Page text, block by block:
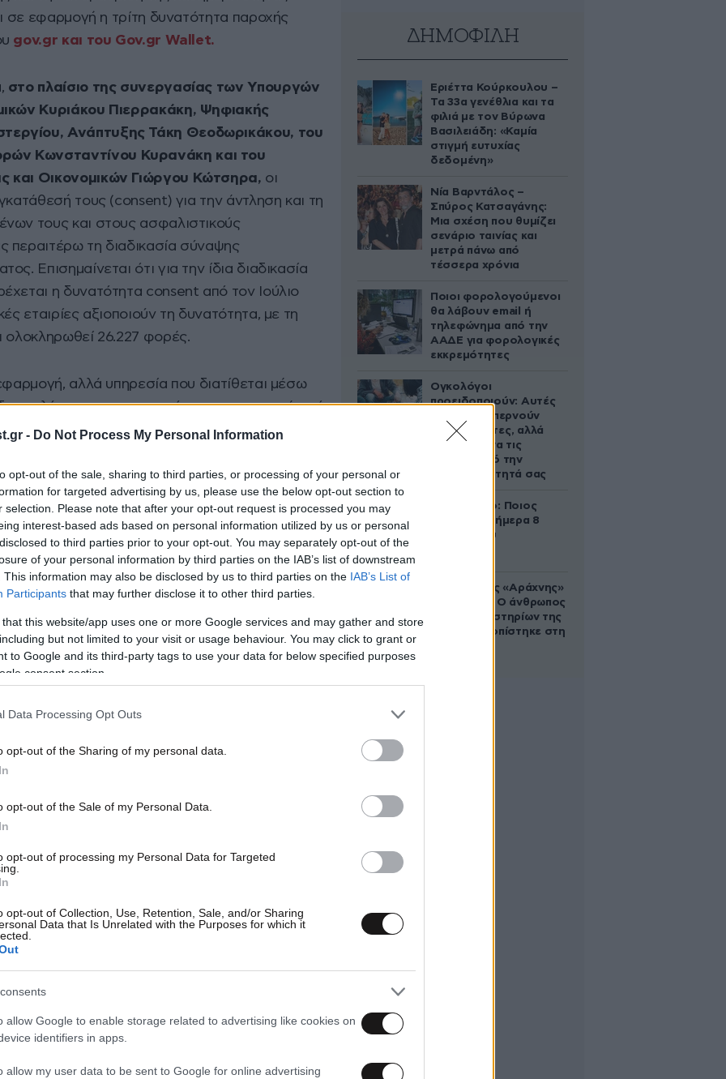
- Do Not Process My Personal Information
opt-out of the sale, sharing to third parties, or processing of your personal or
for targeted advertising by us, please use the below opt-out section to
selection. Please note that after your opt-out request is processed you may
interest-based ads based on personal information utilized by us or personal
to third parties prior to your opt-out. You may separately opt-out of the
of your personal information by third parties on the IAB’s list of downstream
This information may also be disclosed by us to third parties on the IAB’s List of
Participants that may further disclose it to other third parties.
that this website/app uses one or more Google services and may gather and store
but not limited to your visit or usage behaviour. You may click to grant or
to Google and its third-party tags to use your data for below specified purposes
consent section.
Data Processing Opt Outs
opt-out of the Sharing of my personal data.
opt-out of the Sale of my Personal Data.
opt-out of processing my Personal Data for Targeted
opt-out of Collection, Use, Retention, Sale, and/or Sharing
Data that Is Unrelated with the Purposes for which it
allow Google to enable storage related to advertising like cookies on
identifiers in apps.
allow my user data to be sent to Google for online advertising
σε εφαρμογή η τρίτη δυνατότητα παροχής
gov.gr και του Gov.gr Wallet.
στο πλαίσιο της συνεργασίας των Υπουργών
Κυριάκου Πιερρακάκη, Ψηφιακής
Ανάπτυξης Τάκη Θεοδωρικάκου, του
Κωνσταντίνου Κυρανάκη και του
και Οικονομικών Γιώργου Κώτσηρα, οι
τους (consent) για την άντληση και τη
τους και στους ασφαλιστικούς
περαιτέρω τη διαδικασία σύναψης
Επισημαίνεται ότι για την ίδια διαδικασία
η δυνατότητα consent από τον Ιούλιο
εταιρίες αξιοποιούν τη δυνατότητα, με τη
ολοκληρωθεί 26.227 φορές.
αλλά υπηρεσία που διατίθεται μέσω
και επιταχύνοντας μια σειρά από
πολίτες από τη συγκέντρωση και την
Tα στοιχεία που απαιτούνται,
από τα συστήματα του Δημοσίου.
των απαραίτητων δεδομένων τους στους
να συνάψουν ασφαλιστήρια συμβόλαια
βήματα:
ΔΗΜΟΦΙΛΗ
Εριέττα Κούρκουλου –
Τα 33α γενέθλια και τα
φιλιά με τον Βύρωνα
Βασιλειάδη: «Καμία
στιγμή ευτυχίας
δεδομένη»
Νία Βαρντάλος –
Σπύρος Κατσαγάνης:
Μια σχέση που θυμίζει
σενάριο ταινίας και
μετρά πάνω από
τέσσερα χρόνια
Ποιοι φορολογούμενοι
θα λάβουν email ή
τηλεφώνημα από την
ΑΑΔΕ για φορολογικές
εκκρεμότητες
Ογκολόγοι
προειδοποιούν: Αυτές
οι τροφές, περνούν
απαρατήρητες, αλλά
καλό είναι να τις
βγάλετε από την
καθημερινότητά σας
Εορτολόγιο: Ποιος
γιορτάζει σήμερα 8
Αυγούστου
Στα ίχνη της «Αράχνης»
του Άσαντ: Ο άνθρωπος
των βασανιστηρίων της
Συρίας εντοπίστηκε στη